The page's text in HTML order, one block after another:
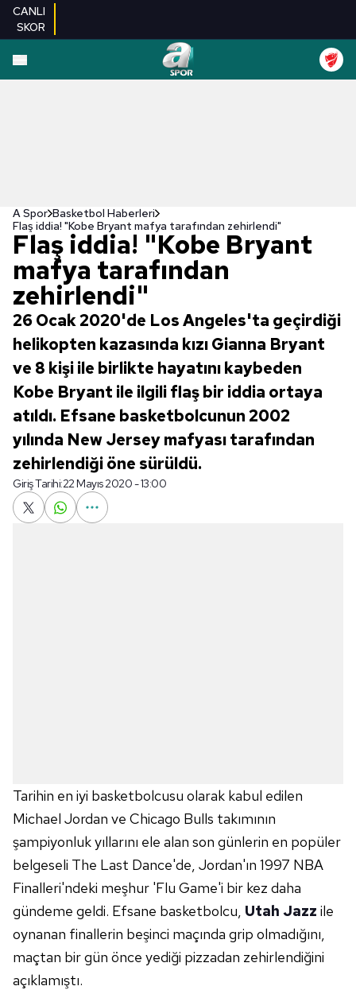
CANLI
SKOR
A Spor Basketbol Haberleri
Flaş iddia! "Kobe Bryant mafya tarafından zehirlendi"
Flaş iddia! "Kobe Bryant
mafya tarafından
zehirlendi"
26 Ocak 2020'de Los Angeles'ta geçirdiği
helikopten kazasında kızı Gianna Bryant
ve 8 kişi ile birlikte hayatını kaybeden
Kobe Bryant ile ilgili flaş bir iddia ortaya
atıldı. Efsane basketbolcunun 2002
yılında New Jersey mafyası tarafından
zehirlendiği öne sürüldü.
Giriş Tarihi:22 Mayıs 2020 - 13:00
Tarihin en iyi basketbolcusu olarak kabul edilen
Michael Jordan ve Chicago Bulls takımının
şampiyonluk yıllarını ele alan son günlerin en popüler
belgeseli The Last Dance'de, Jordan'ın 1997 NBA
Finalleri'ndeki meşhur 'Flu Game'i bir kez daha
gündeme geldi. Efsane basketbolcu, Utah Jazz ile
oynanan finallerin beşinci maçında grip olmadığını,
maçtan bir gün önce yediği pizzadan zehirlendiğini
açıklamıştı.